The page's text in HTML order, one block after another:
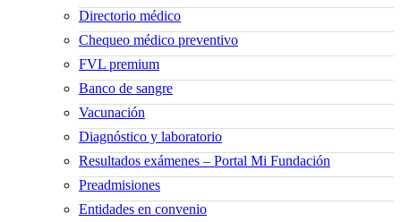
Directorio médico
Chequeo médico preventivo
FVL premium
Banco de sangre
Vacunación
Diagnóstico y laboratorio
Resultados exámenes – Portal Mi Fundación
Preadmisiones
Entidades en convenio